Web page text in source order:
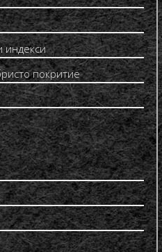
индекси
покритие